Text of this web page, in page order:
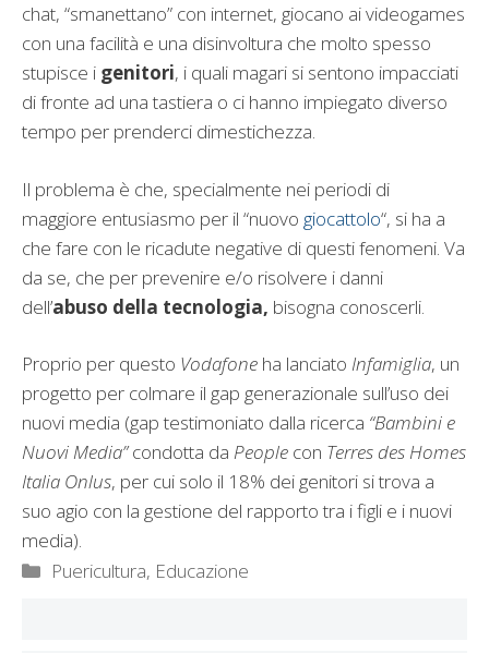
chat, “smanettano” con internet, giocano ai videogames
con una facilità e una disinvoltura che molto spesso
stupisce i genitori, i quali magari si sentono impacciati
di fronte ad una tastiera o ci hanno impiegato diverso
tempo per prenderci dimestichezza.
Il problema è che, specialmente nei periodi di
maggiore entusiasmo per il “nuovo giocattolo“, si ha a
che fare con le ricadute negative di questi fenomeni. Va
da se, che per prevenire e/o risolvere i danni
dell’abuso della tecnologia, bisogna conoscerli.
Proprio per questo Vodafone ha lanciato Infamiglia, un
progetto per colmare il gap generazionale sull’uso dei
nuovi media (gap testimoniato dalla ricerca “Bambini e
Nuovi Media”condotta da People con Terres des Homes
Italia Onlus, per cui solo il 18% dei genitori si trova a
suo agio con la gestione del rapporto tra i figli e i nuovi
media).
Categorie
Puericultura, Educazione